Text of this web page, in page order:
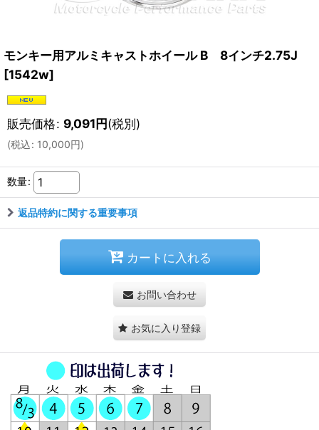
モンキー用アルミキャストホイール B 8インチ2.75J
[1542w]
販売価格: 9,091円(税別)
(税込: 10,000円)
数量:
返品特約に関する重要事項
カートに入れる
お問い合わせ
お気に入り登録